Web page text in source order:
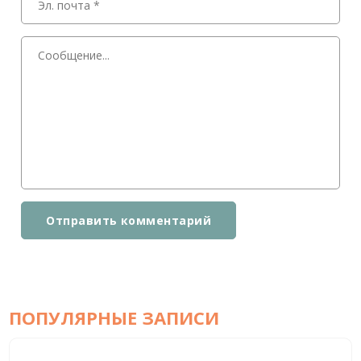
Отправить комментарий
ПОПУЛЯРНЫЕ ЗАПИСИ